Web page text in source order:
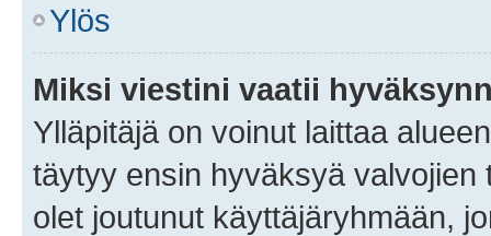
Ylös
Miksi viestini vaatii
Ylläpitäjä on voinut laittaa
täytyy ensin hyväksyä
olet joutunut käyttäjäryhmään,